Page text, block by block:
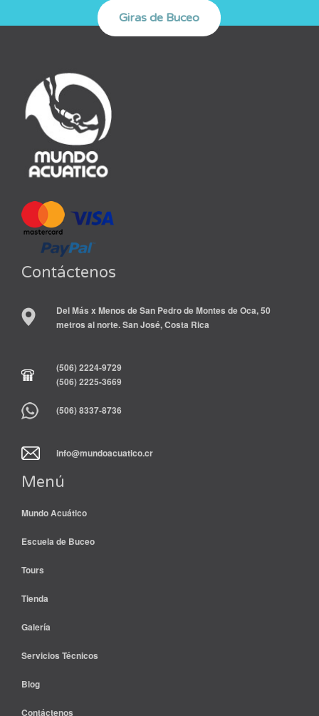
Contáctenos
Del Más x Menos de San Pedro de Montes de Oca, 50
metros al norte. San José, Costa Rica
(506) 2224-9729
(506) 2225-3669
(506) 8337-8736
info@mundoacuatico.cr
Menú
Mundo Acuático
Escuela de Buceo
Tours
Tienda
Galería
Servicios Técnicos
Blog
Contáctenos